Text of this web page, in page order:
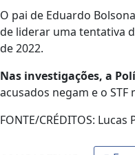
O pai de Eduardo
de liderar uma tentativa
de 2022.
Nas investigações, a
acusados negam e o
FONTE/CRÉDITOS: Lucas